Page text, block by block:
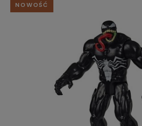
NOWOŚĆ